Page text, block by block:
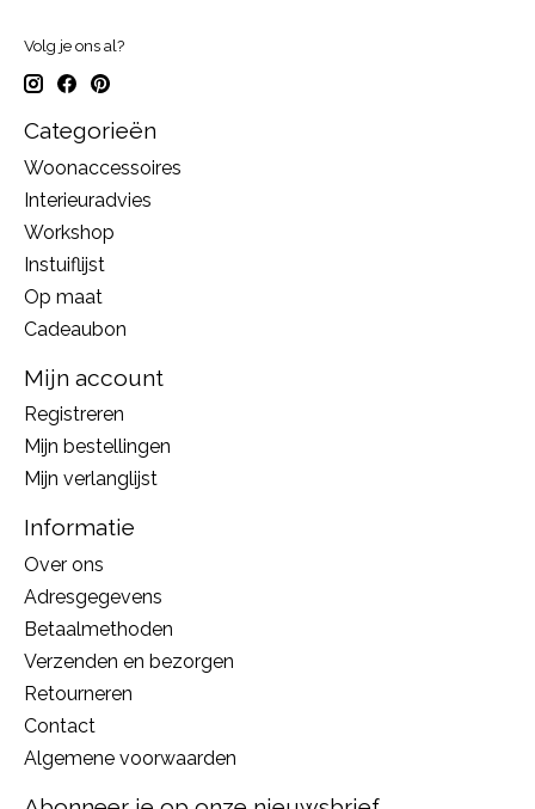
Volg je ons al?
Categorieën
Woonaccessoires
Interieuradvies
Workshop
Instuiflijst
Op maat
Cadeaubon
Mijn account
Registreren
Mijn bestellingen
Mijn verlanglijst
Informatie
Over ons
Adresgegevens
Betaalmethoden
Verzenden en bezorgen
Retourneren
Contact
Algemene voorwaarden